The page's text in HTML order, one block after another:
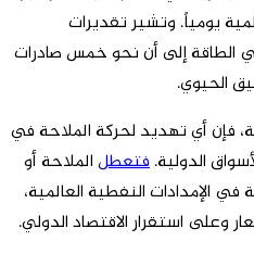
يومياً. وتشير تقديرات
الطاقة إلى أن نحو خمس صادرات
الحيوي.
فإن أي تهديد لحركة الملاحة في
الدولية.فتعطلالملاحة أو
الإمدادات النفطية العالمية،
وعلى استقرار الاقتصاد الدولي.